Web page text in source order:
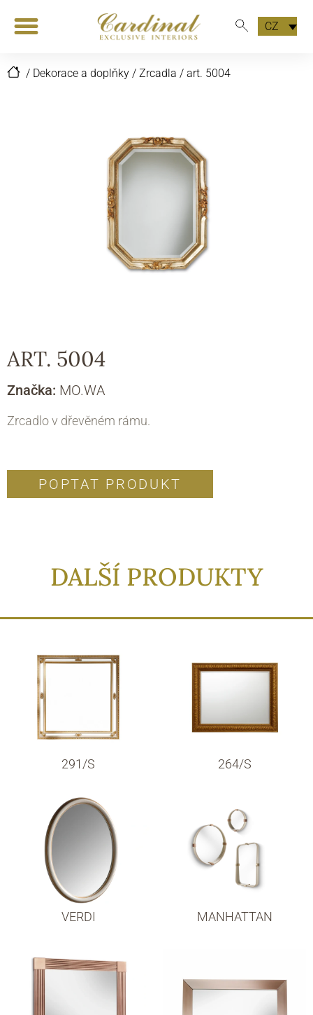
CZ
/ Dekorace a doplňky / Zrcadla / art. 5004
ART. 5004
Značka: MO.WA
Zrcadlo v dřevěném rámu.
POPTAT PRODUKT
DALŠÍ PRODUKTY
291/S 264/S
VERDI MANHATTAN